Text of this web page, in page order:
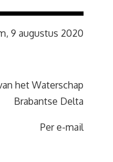
9 augustus 2020
het Waterschap
Brabantse Delta
Per e-mail